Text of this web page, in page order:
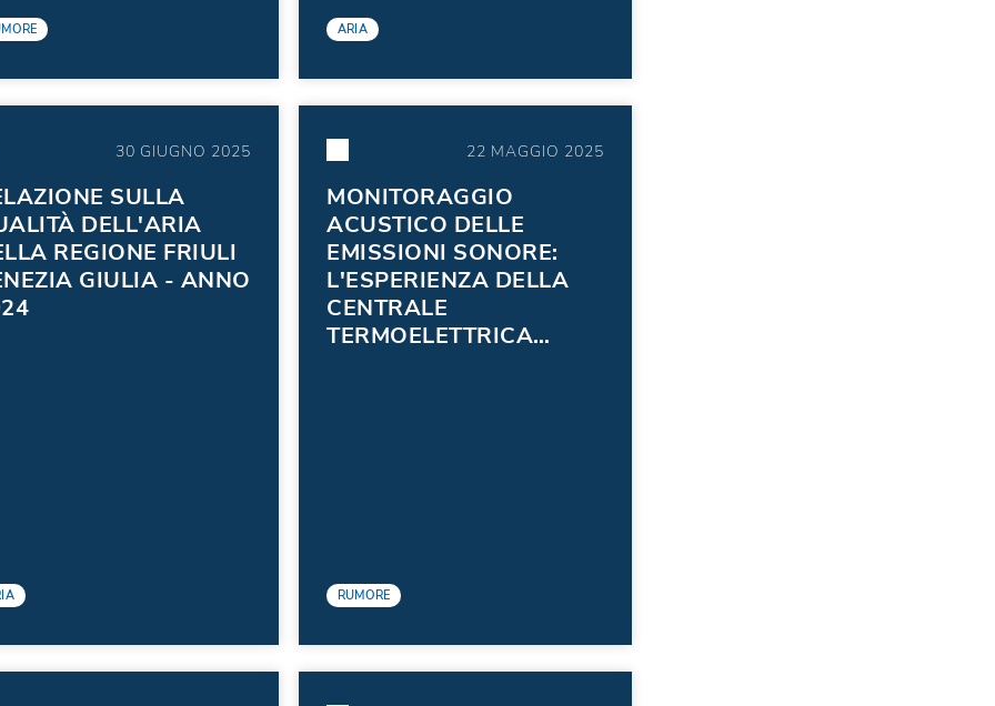
ARIA
30 GIUGNO 2025
SULLA
DELL'ARIA
REGIONE FRIULI
GIULIA - ANNO
22 MAGGIO 2025
MONITORAGGIO
ACUSTICO DELLE
EMISSIONI SONORE:
L'ESPERIENZA DELLA
CENTRALE
TERMOELETTRICA
RUMORE